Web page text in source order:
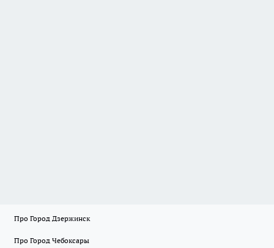
Про Город Дзержинск
Про Город Чебоксары